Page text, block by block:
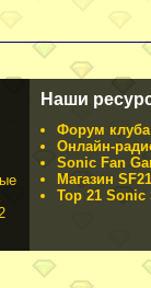
Наши
Форум
Онлайн-
Sonic Fan
Магазин
Top 21 Sonic